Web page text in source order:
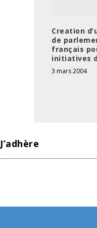
Creation
de
français
initiatives
3 mars 2004
J’adhère